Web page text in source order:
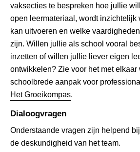
vaksecties te bespreken hoe jullie
open leermateriaal, wordt inzichtelijk
kan uitvoeren en welke
zijn. Willen jullie als school vooral
inzetten of willen jullie liever eigen
ontwikkelen? Zie voor het met elkaar
schoolbrede aanpak voor
Het Groeikompas.
Dialoogvragen
Onderstaande vragen zijn helpend
de deskundigheid van het team.